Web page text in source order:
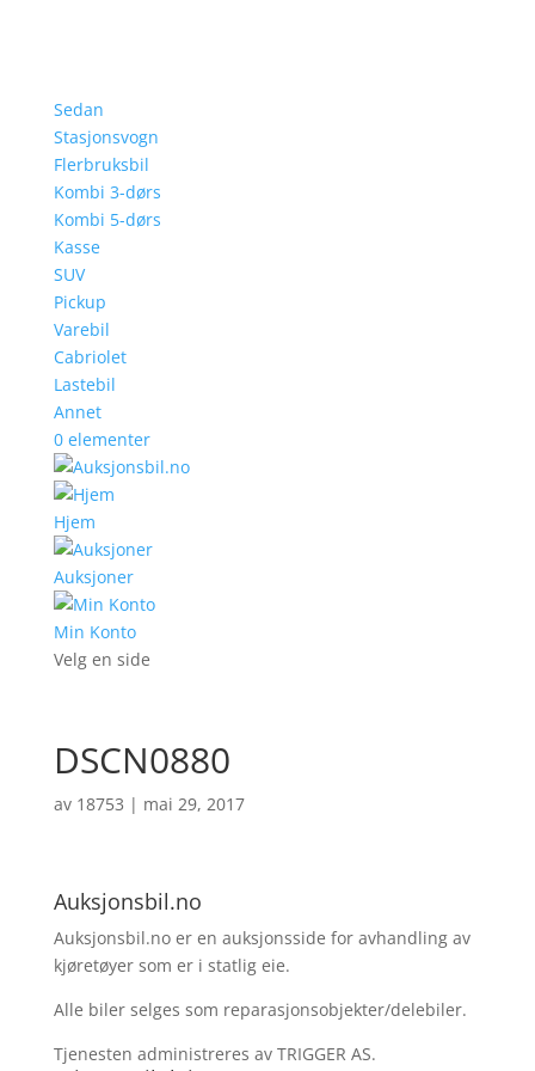
Sedan
Stasjonsvogn
Flerbruksbil
Kombi 3-dørs
Kombi 5-dørs
Kasse
SUV
Pickup
Varebil
Cabriolet
Lastebil
Annet
0 elementer
Hjem
Auksjoner
Min Konto
Velg en side
DSCN0880
av 18753 | mai 29, 2017
Auksjonsbil.no
Auksjonsbil.no er en auksjonsside for avhandling av
kjøretøyer som er i statlig eie.
Alle biler selges som reparasjonsobjekter/delebiler.
Tjenesten administreres av TRIGGER AS.